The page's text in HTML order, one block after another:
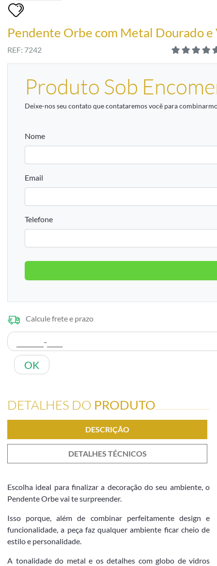
Pendente Orbe com Metal Dourado e
REF: 7242
Produto Sob
Deixe-nos seu contato que contataremos você para
Nome
Email
Telefone
Calcule frete e prazo
OK
DETALHES DO PRODUTO
DESCRIÇÃO
DETALHES TÉCNICOS
Escolha ideal para finalizar a decoração do seu ambiente, o
Pendente Orbe vai te surpreender.
Isso porque, além de combinar perfeitamente design e
funcionalidade, a peça faz qualquer ambiente ficar cheio de
estilo e personalidade.
A tonalidade do metal e os detalhes com globo de vidros